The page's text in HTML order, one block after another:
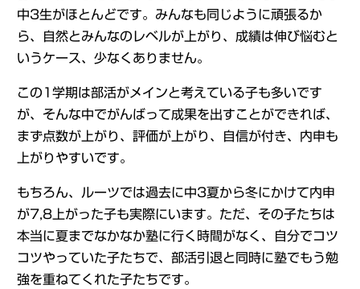
中3生がほとんどです。みんなも同じように頑張るか
ら、自然とみんなのレベルが上がり、成績は伸び悩むと
いうケース、少なくありません。
この1学期は部活がメインと考えている子も多いです
が、そんな中でがんばって成果を出すことができれば、
まず点数が上がり、評価が上がり、自信が付き、内申も
上がりやすいです。
もちろん、ルーツでは過去に中3夏から冬にかけて内申
が7,8上がった子も実際にいます。ただ、その子たちは
本当に夏までなかなか塾に行く時間がなく、自分でコツ
コツやっていた子たちで、部活引退と同時に塾でもう勉
強を重ねてくれた子たちです。